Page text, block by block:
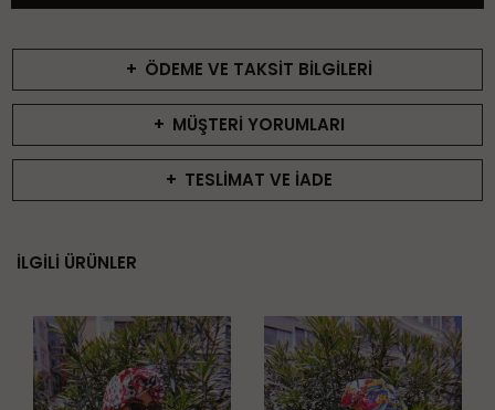
+ ÖDEME VE TAKSİT BİLGİLERİ
+ MÜŞTERİ YORUMLARI
+ TESLİMAT VE İADE
İLGİLİ ÜRÜNLER